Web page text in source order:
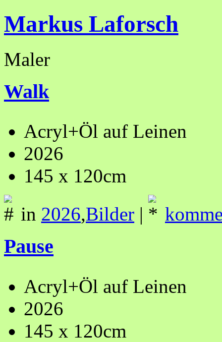
Markus Laforsch
Maler
Walk
Acryl+Öl auf Leinen
2026
145 x 120cm
in 2026,Bilder |
Pause
Acryl+Öl auf Leinen
2026
145 x 120cm